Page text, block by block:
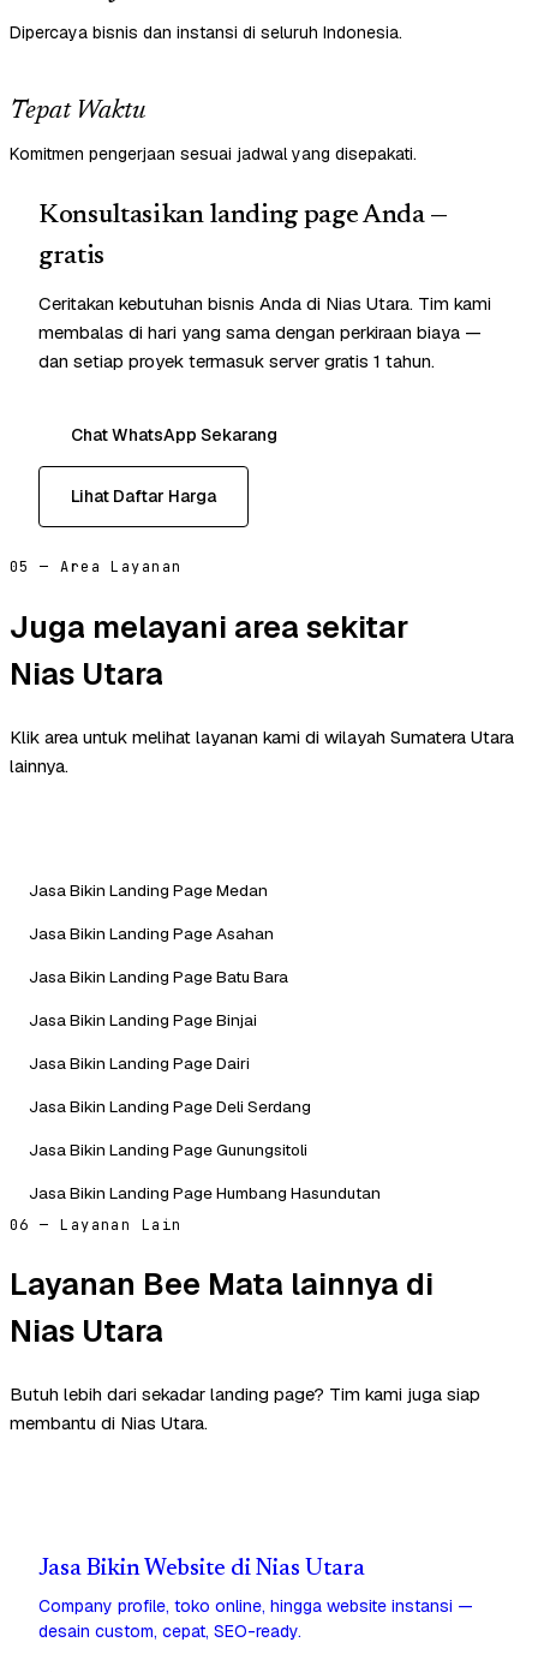
Dipercaya bisnis dan instansi di seluruh Indonesia.
Tepat Waktu
Komitmen pengerjaan sesuai jadwal yang disepakati.
Konsultasikan landing page Anda —
gratis
Ceritakan kebutuhan bisnis Anda di Nias Utara. Tim kami
membalas di hari yang sama dengan perkiraan biaya —
dan setiap proyek termasuk server gratis 1 tahun.
Chat WhatsApp Sekarang
Lihat Daftar Harga
05 — Area Layanan
Juga melayani area sekitar
Nias Utara
Klik area untuk melihat layanan kami di wilayah Sumatera Utara
lainnya.
Jasa Bikin Landing Page Medan
Jasa Bikin Landing Page Asahan
Jasa Bikin Landing Page Batu Bara
Jasa Bikin Landing Page Binjai
Jasa Bikin Landing Page Dairi
Jasa Bikin Landing Page Deli Serdang
Jasa Bikin Landing Page Gunungsitoli
Jasa Bikin Landing Page Humbang Hasundutan
06 — Layanan Lain
Layanan Bee Mata lainnya di
Nias Utara
Butuh lebih dari sekadar landing page? Tim kami juga siap
membantu di Nias Utara.
Jasa Bikin Website di Nias Utara
Company profile, toko online, hingga website instansi —
desain custom, cepat, SEO-ready.